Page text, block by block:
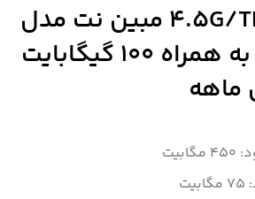
مودم 4.5G/TD-LTE مبین نت مدل
MN-C1200M به همراه 100 گیگابایت
ماهه